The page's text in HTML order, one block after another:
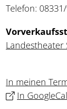
Telefon:
Landestheater
In meinen
In